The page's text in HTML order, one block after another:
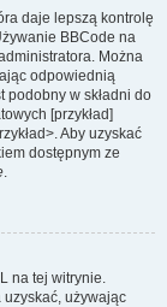
daje lepszą kontrolę
BBCode na
Można
odpowiednią
podobny w składni do
[przykład]
Aby uzyskać
dostępnym ze
.
na tej witrynie.
uzyskać, używając